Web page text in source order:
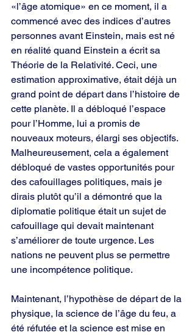
«l’âge atomique» en ce moment, il a
commencé avec des indices d’autres
personnes avant Einstein, mais est né
en réalité quand Einstein a écrit sa
Théorie de la Relativité. Ceci, une
estimation approximative, était déjà un
grand point de départ dans l’histoire de
cette planète. Il a débloqué l’espace
pour l’Homme, lui a promis de
nouveaux moteurs, élargi ses objectifs.
Malheureusement, cela a également
débloqué de vastes opportunités pour
des cafouillages politiques, mais je
dirais plutôt qu’il a démontré que la
diplomatie politique était un sujet de
cafouillage qui devait maintenant
s’améliorer de toute urgence. Les
nations ne peuvent plus se permettre
une incompétence politique.
Maintenant, l’hypothèse de départ de la
physique, la science de l’âge du feu, a
été réfutée et la science est mise en